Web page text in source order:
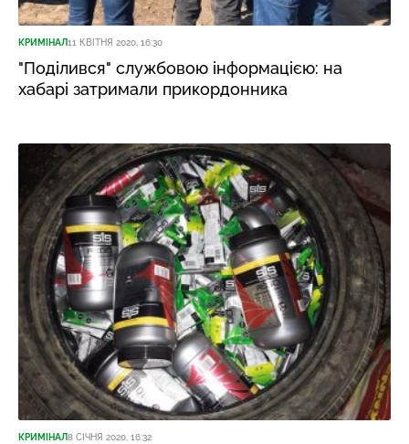
КРИМІНАЛ11 КВІТНЯ 2020, 16:30
"Поділився" службовою інформацією: на
хабарі затримали прикордонника
КРИМІНАЛ8 СІЧНЯ 2020, 16:32